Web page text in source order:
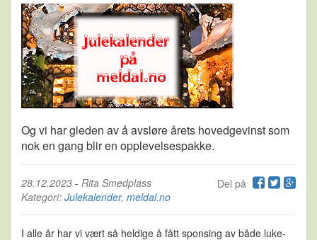
Og vi har gleden av å avsløre årets hovedgevinst som
nok en gang blir en opplevelsespakke.
Del på
28.12.2023 - Rita Smedplass
Kategori: Julekalender, meldal.no
I alle år har vi vært så heldige å fått sponsing av både luke-